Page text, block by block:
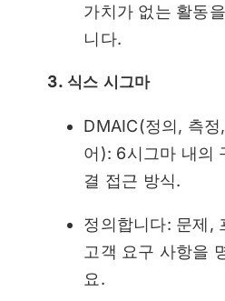
가치가 없는 활동
니다.
3. 식스 시그마
DMAIC(정의, 측정
어): 6시그마 내의
결 접근 방식.
정의합니다: 문제,
고객 요구 사항을
요.